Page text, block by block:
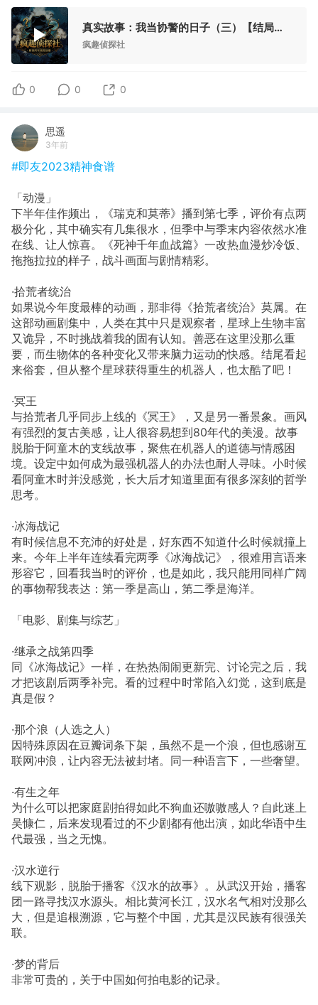
真实故事：我当协警的日子（三）【结局】-疯探38
疯趣侦探社
0 0 0
思遥
3年前
#即友2023精神食谱
「动漫」
下半年佳作频出，《瑞克和莫蒂》播到第七季，评价有点两
极分化，其中确实有几集很水，但季中与季末内容依然水准
在线、让人惊喜。《死神千年血战篇》一改热血漫炒冷饭、
拖拖拉拉的样子，战斗画面与剧情精彩。
·拾荒者统治
如果说今年度最棒的动画，那非得《拾荒者统治》莫属。在
这部动画剧集中，人类在其中只是观察者，星球上生物丰富
又诡异，不时挑战着我的固有认知。善恶在这里没那么重
要，而生物体的各种变化又带来脑力运动的快感。结尾看起
来俗套，但从整个星球获得重生的机器人，也太酷了吧！
·冥王
与拾荒者几乎同步上线的《冥王》，又是另一番景象。画风
有强烈的复古美感，让人很容易想到80年代的美漫。故事
脱胎于阿童木的支线故事，聚焦在机器人的道德与情感困
境。设定中如何成为最强机器人的办法也耐人寻味。小时候
看阿童木时并没感觉，长大后才知道里面有很多深刻的哲学
思考。
·冰海战记
有时候信息不充沛的好处是，好东西不知道什么时候就撞上
来。今年上半年连续看完两季《冰海战记》，很难用言语来
形容它，回看我当时的评价，也是如此，我只能用同样广阔
的事物帮我表达：第一季是高山，第二季是海洋。
「电影、剧集与综艺」
·继承之战第四季
同《冰海战记》一样，在热热闹闹更新完、讨论完之后，我
才把该剧后两季补完。看的过程中时常陷入幻觉，这到底是
真是假？
·那个浪（人选之人）
因特殊原因在豆瓣词条下架，虽然不是一个浪，但也感谢互
联网冲浪，让内容无法被封堵。同一种语言下，一些奢望。
·有生之年
为什么可以把家庭剧拍得如此不狗血还嗷嗷感人？自此迷上
吴慷仁，后来发现看过的不少剧都有他出演，如此华语中生
代最强，当之无愧。
·汉水逆行
线下观影，脱胎于播客《汉水的故事》。从武汉开始，播客
团一路寻找汉水源头。相比黄河长江，汉水名气相对没那么
大，但是追根溯源，它与整个中国，尤其是汉民族有很强关
联。
·梦的背后
非常可贵的，关于中国如何拍电影的记录。